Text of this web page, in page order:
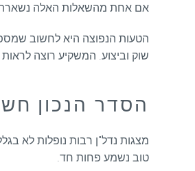
אם אחת מהשאלות האלה נשארת
הטעות הנפוצה היא לחשוב
שוק וביצוע. המשקיע רוצה
הסדר הנכון
מצגות נדל"ן רבות נופלות לא
טוב נשמע פחות חד.